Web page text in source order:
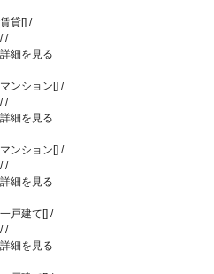
賃貸[] /
//
詳細を見る
マンション[] /
//
詳細を見る
マンション[] /
//
詳細を見る
一戸建て[] /
//
詳細を見る